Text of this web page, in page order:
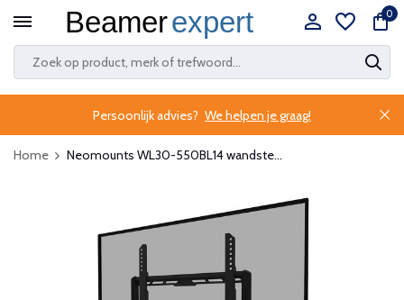
0
Persoonlijk advies? We helpen je graag!
Home Neomounts WL30-550BL14 wandste...